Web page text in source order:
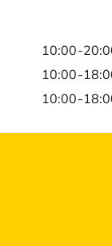
10:00-
10:00-
10:00-